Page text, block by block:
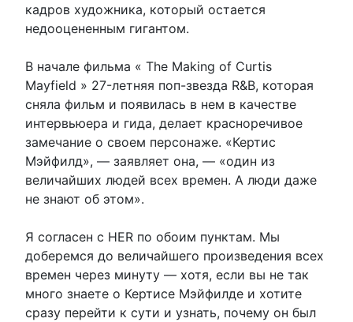
кадров художника, который остается
недооцененным гигантом.
В начале фильма « The Making of Curtis
Mayfield » 27-летняя поп-звезда R&B, которая
сняла фильм и появилась в нем в качестве
интервьюера и гида, делает красноречивое
замечание о своем персонаже. «Кертис
Мэйфилд», — заявляет она, — «один из
величайших людей всех времен. А люди даже
не знают об этом».
Я согласен с HER по обоим пунктам. Мы
доберемся до величайшего произведения всех
времен через минуту — хотя, если вы не так
много знаете о Кертисе Мэйфилде и хотите
сразу перейти к сути и узнать, почему он был